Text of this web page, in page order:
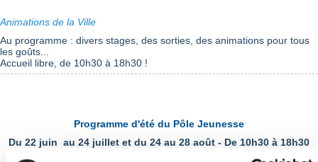
Animations de la Ville
Au programme : divers stages, des sorties, des animations pour tous
les goûts...
Accueil libre, de 10h30 à 18h30 !
Programme d'été du Pôle Jeunesse
Du 22 juin au 24 juillet et du 24 au 28 août - De 10h30 à 18h30